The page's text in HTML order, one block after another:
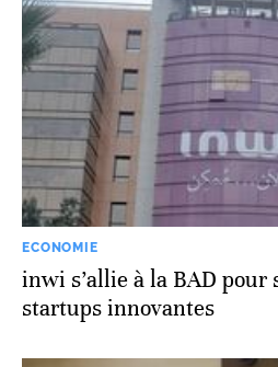
ECONOMIE
inwi s’allie à la BAD pour
startups innovantes